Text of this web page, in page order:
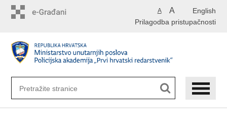
English
A A
Prilagodba pristupačnosti